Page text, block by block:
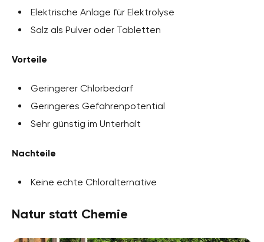
Elektrische Anlage für Elektrolyse
Salz als Pulver oder Tabletten
Vorteile
Geringerer Chlorbedarf
Geringeres Gefahrenpotential
Sehr günstig im Unterhalt
Nachteile
Keine echte Chloralternative
Natur statt Chemie